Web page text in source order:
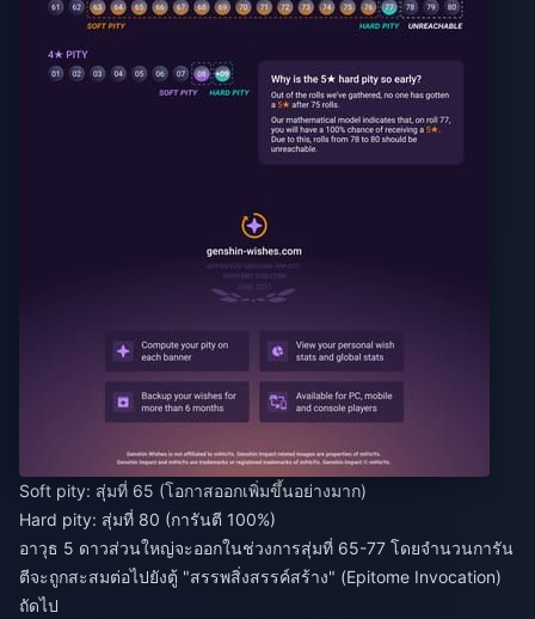
Soft pity: สุ่มที่ 65 (โอกาสออกเพิ่มขึ้นอย่างมาก)
Hard pity: สุ่มที่ 80 (การันตี 100%)
อาวุธ 5 ดาวส่วนใหญ่จะออกในช่วงการสุ่มที่ 65-77 โดยจำนวนการัน
ตีจะถูกสะสมต่อไปยังตู้ "สรรพสิ่งสรรค์สร้าง" (Epitome Invocation)
ถัดไป